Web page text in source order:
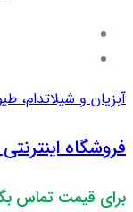
آبزیان و شیلاتدام،
فروشگاه
برای قیمت تماس